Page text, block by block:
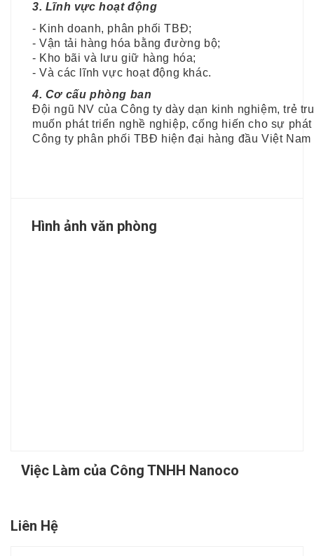
3. Lĩnh vực hoạt động
- Kinh doanh, phân phối TBĐ;
- Vận tải hàng hóa bằng đường bộ;
- Kho bãi và lưu giữ hàng hóa;
- Và các lĩnh vực hoạt động khác.
4. Cơ cấu phòng ban
Đội ngũ NV của Công ty dày dạn kinh nghiệm, trẻ
muốn phát triển nghề nghiệp, cống hiến cho sự
Công ty phân phối TBĐ hiện đại hàng đầu Việt
Hình ảnh văn phòng
Việc Làm của Công TNHH Nanoco
Liên Hệ